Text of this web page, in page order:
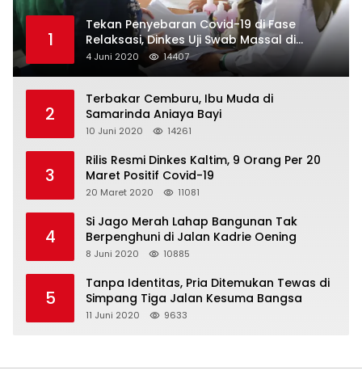
1
Tekan Penyebaran Covid-19 di Fase
Relaksasi, Dinkes Uji Swab Massal di
Pelabuhan Samarinda
4 Juni 2020 14407
2
Terbakar Cemburu, Ibu Muda di
Samarinda Aniaya Bayi
10 Juni 2020 14261
3
Rilis Resmi Dinkes Kaltim, 9 Orang Per 20
Maret Positif Covid-19
20 Maret 2020 11081
4
Si Jago Merah Lahap Bangunan Tak
Berpenghuni di Jalan Kadrie Oening
8 Juni 2020 10885
5
Tanpa Identitas, Pria Ditemukan Tewas di
Simpang Tiga Jalan Kesuma Bangsa
11 Juni 2020 9633